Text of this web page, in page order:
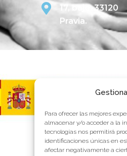
Para ofrecer las mejores
almacenar y/o acceder a la
tecnologías nos permitirá
identificaciones únicas en
afectar negativamente a
17, bajo. 33120
Pravia.